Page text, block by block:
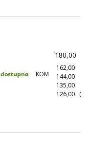
dostupno KOM
180,00
162,00
144,00
135,00
126,00